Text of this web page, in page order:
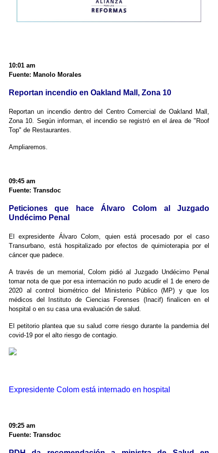
10:01 am
Fuente: Manolo Morales
Reportan incendio en Oakland Mall, Zona 10
Reportan un incendio dentro del Centro Comercial de Oakland Mall,
Zona 10. Según informan, el incendio se registró en el área de "Roof
Top" de Restaurantes.
Ampliaremos.
09:45 am
Fuente: Transdoc
Peticiones que hace Álvaro Colom al Juzgado
Undécimo Penal
El expresidente Álvaro Colom, quien está procesado por el caso
Transurbano, está hospitalizado por efectos de quimioterapia por el
cáncer que padece.
A través de un memorial, Colom pidió al Juzgado Undécimo Penal
tomar nota de que por esa internación no pudo acudir el 1 de enero de
2020 al control biométrico del Ministerio Público (MP) y que los
médicos del Instituto de Ciencias Forenses (Inacif) finalicen en el
hospital o en su casa una evaluación de salud.
El petitorio plantea que su salud corre riesgo durante la pandemia del
covid-19 por el alto riesgo de contagio.
Expresidente Colom está internado en hospital
09:25 am
Fuente: Transdoc